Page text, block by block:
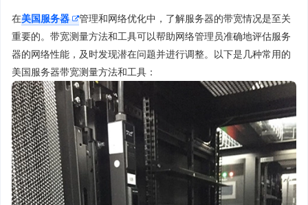
在美国服务器
管理和网络优化中，了解服务器的带宽情况是至关
重要的。带宽测量方法和工具可以帮助网络管理员准确地评估服务
器的网络性能，及时发现潜在问题并进行调整。以下是几种常用的
美国服务器带宽测量方法和工具：